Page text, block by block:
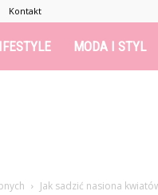
Kontakt
MODA I STYL
Jak sadzić nasiona